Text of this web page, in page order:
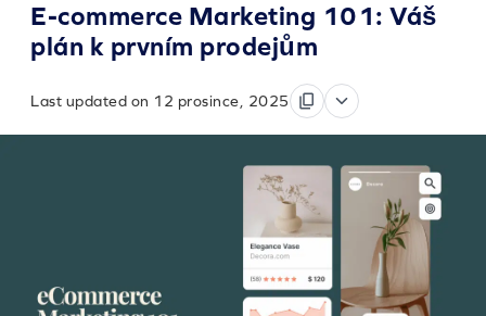
E-commerce Marketing 101: Váš
plán k prvním prodejům
Last updated on 12 prosince, 2025